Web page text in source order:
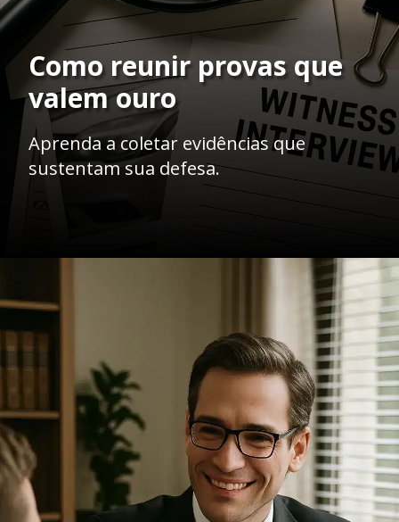
Como reunir provas que
valem ouro
Aprenda a coletar evidências que
sustentam sua defesa.